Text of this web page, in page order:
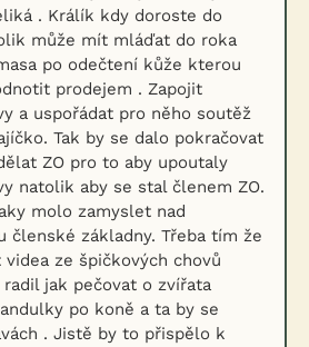
. Králík kdy doroste do
může mít mláďat do roka
po odečtení kůže kterou
prodejem . Zapojit
a uspořádat pro něho soutěž
Tak by se dalo pokračovat
ZO pro to aby upoutaly
natolik aby se stal členem ZO.
molo zamyslet nad
členské základny. Třeba tím že
ze špičkových chovů
jak pečovat o zvířata
po koně a ta by se
. Jistě by to přispělo k